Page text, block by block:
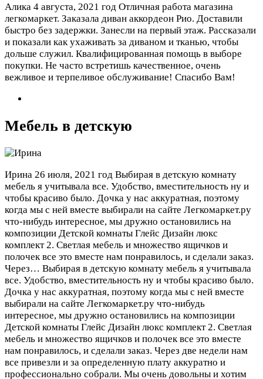
Алика 4 августа, 2021 год Отличная работа магазина
легкомаркет. Заказала диван аккордеон Рио. Доставили
быстро без задержки. Занесли на первый этаж. Рассказали
и показали как ухаживать за диваном и тканью, чтобы
дольше служил. Квалифицированная помощь в выборе
покупки. Не часто встретишь качественное, очень
вежливое и терпеливое обслуживание! Спасибо Вам!
Мебель в детскую
Ирина 26 июля, 2021 год Выбирая в детскую комнату
мебель я учитывала все. Удобство, вместительность ну и
чтобы красиво было. Дочка у нас аккуратная, поэтому
когда мы с ней вместе выбирали на сайте Легкомаркет.ру
что-нибудь интересное, мы дружно остановились на
композиции Детской комнаты Глейс Дизайн люкс
комплект 2. Светлая мебель и множество ящичков и
полочек все это вместе нам понравилось, и сделали заказ.
Через… Выбирая в детскую комнату мебель я учитывала
все. Удобство, вместительность ну и чтобы красиво было.
Дочка у нас аккуратная, поэтому когда мы с ней вместе
выбирали на сайте Легкомаркет.ру что-нибудь
интересное, мы дружно остановились на композиции
Детской комнаты Глейс Дизайн люкс комплект 2. Светлая
мебель и множество ящичков и полочек все это вместе
нам понравилось, и сделали заказ. Через две недели нам
все привезли и за определенную плату аккуратно и
профессионально собрали. Мы очень довольны и хотим